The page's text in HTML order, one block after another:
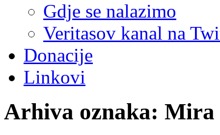
Gdje se nalazimo
Veritasov kanal na
Donacije
Linkovi
Arhiva oznaka: Mira